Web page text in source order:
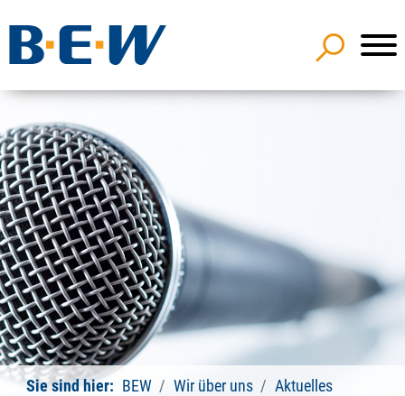
Sie sind hier: BEW Wir über uns Aktuelles